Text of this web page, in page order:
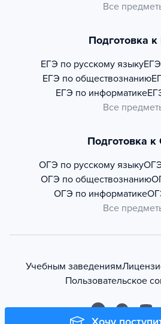
Все
Подготовка
ЕГЭ по русскому языку
ЕГЭ по обществознанию
ЕГЭ по информатике
Все
Подготовка
ОГЭ по русскому языку
ОГЭ по обществознанию
ОГЭ по информатике
Все
Учебным заведениям
Пользовательское